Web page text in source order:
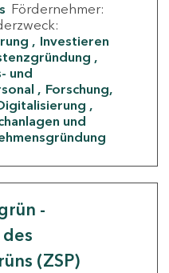
Fördernehmer:
Investieren
und
Forschung,
und
-
(ZSP)